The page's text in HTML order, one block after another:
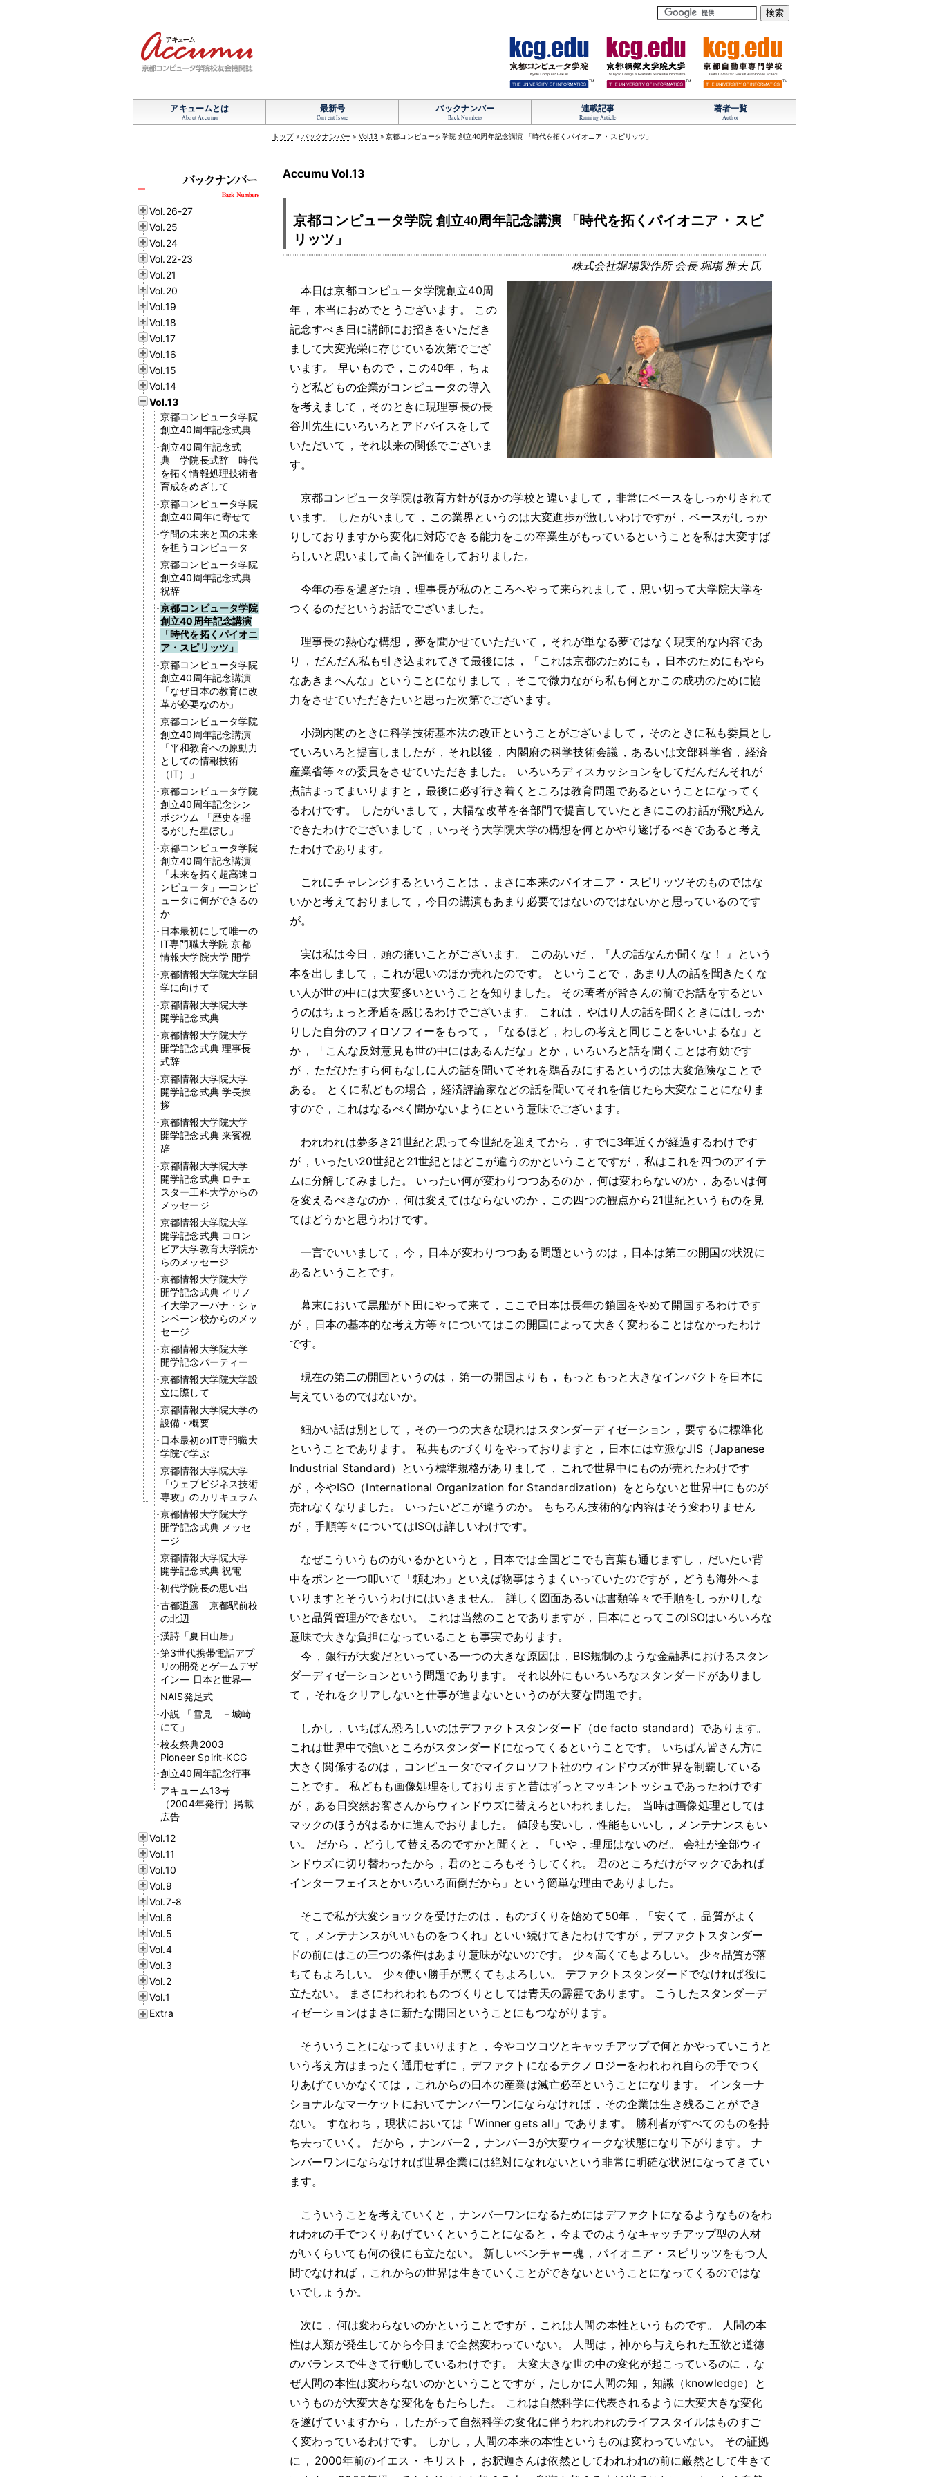
TM TM TM
アキュームとは
About Accumu
最新号
Current Issue
バックナンバー
Back Numbers
連載記事
Running Article
著者一覧
Author
Vol.26-27
Vol.25
Vol.24
Vol.22-23
Vol.21
Vol.20
Vol.19
Vol.18
Vol.17
Vol.16
Vol.15
Vol.14
Vol.13
京都コンピュータ学院
創立40周年記念式典
創立40周年記念式
典 学院長式辞 時代
を拓く情報処理技術者
育成をめざして
京都コンピュータ学院
創立40周年に寄せて
学問の未来と国の未来
を担うコンピュータ
京都コンピュータ学院
創立40周年記念式典
祝辞
京都コンピュータ学院
創立40周年記念講演
「時代を拓くパイオニ
ア・スピリッツ」
京都コンピュータ学院
創立40周年記念講演
「なぜ日本の教育に改
革が必要なのか」
京都コンピュータ学院
創立40周年記念講演
「平和教育への原動力
としての情報技術
（IT）」
京都コンピュータ学院
創立40周年記念シン
ポジウム 「歴史を揺
るがした星ぼし」
京都コンピュータ学院
創立40周年記念講演
「未来を拓く超高速コ
ンピュータ」―コンピ
ュータに何ができるの
か
日本最初にして唯一の
IT専門職大学院 京都
情報大学院大学 開学
京都情報大学院大学開
学に向けて
京都情報大学院大学
開学記念式典
京都情報大学院大学
開学記念式典 理事長
式辞
京都情報大学院大学
開学記念式典 学長挨
拶
京都情報大学院大学
開学記念式典 来賓祝
辞
京都情報大学院大学
開学記念式典 ロチェ
スター工科大学からの
メッセージ
京都情報大学院大学
開学記念式典 コロン
ビア大学教育大学院か
らのメッセージ
京都情報大学院大学
開学記念式典 イリノ
イ大学アーバナ・シャ
ンペーン校からのメッ
セージ
京都情報大学院大学
開学記念パーティー
京都情報大学院大学設
立に際して
京都情報大学院大学の
設備・概要
日本最初のIT専門職大
学院で学ぶ
京都情報大学院大学
「ウェブビジネス技術
専攻」のカリキュラム
京都情報大学院大学
開学記念式典 メッセ
ージ
京都情報大学院大学
開学記念式典 祝電
初代学院長の思い出
古都逍遥 京都駅前校
の北辺
漢詩「夏日山居」
第3世代携帯電話アプ
リの開発とゲームデザ
イン― 日本と世界―
NAIS発足式
小説 「雪見 －城崎
にて」
校友祭典2003
Pioneer Spirit-KCG
創立40周年記念行事
アキューム13号
（2004年発行）掲載
広告
Vol.12
Vol.11
Vol.10
Vol.9
Vol.7-8
Vol.6
Vol.5
Vol.4
Vol.3
Vol.2
Vol.1
Extra
トップ» バックナンバー » Vol.13 » 京都コンピュータ学院 創立40周年記念講演 「時代を拓くパイオニア ・ スピリッツ」
Accumu Vol.13
京都コンピュータ学院 創立40周年記念講演 「時代を拓くパイオニア ・ スピ
リッツ」
株式会社堀場製作所 会長 堀場 雅夫 氏
本日は京都コンピュータ学院創立40周
年 ， 本当におめでとうございます 。
この
記念すべき日に講師にお招きをいただき
まして大変光栄に存じている次第でござ
います。 早いもので ， この40年 ， ちょ
うど私どもの企業がコンピュータの導入
を考えまして ， そのときに現理事長の長
谷川先生にいろいろとアドバイスをして
いただいて ， それ以来の関係でございま
す。
京都コンピュータ学院は教育方針がほかの学校と違いまして ， 非常にベースをしっかりされて
います。 したがいまして ， この業界というのは大変進歩が激しいわけですが ， ベースがしっか
りしておりますから変化に対応できる能力をこの卒業生がもっているということを私は大変すば
らしいと思いまして高く評価をしておりました 。
今年の春を過ぎた頃 ， 理事長が私のところへやって来られまして ， 思い切って大学院大学を
つくるのだというお話でございました 。
理事長の熱心な構想 ， 夢を聞かせていただいて ， それが単なる夢ではなく現実的な内容であ
り
， だんだん私も引き込まれてきて最後には ， 「これは京都のためにも ， 日本のためにもやら
なあきまへんな」ということになりまして ， そこで微力ながら私も何とかこの成功のために協
力をさせていただきたいと思った次第でございます。
小渕内閣のときに科学技術基本法の改正ということがございまして ， そのときに私も委員とし
ていろいろと提言しましたが ， それ以後 ， 内閣府の科学技術会議 ， あるいは文部科学省 ， 経済
産業省等々の委員をさせていただきました 。
いろいろディスカッションをしてだんだんそれが
煮詰まってまいりますと ， 最後に必ず行き着くところは教育問題であるということになってく
るわけです。 したがいまして ， 大幅な改革を各部門で提言していたときにこのお話が飛び込ん
できたわけでございまして ， いっそう大学院大学の構想を何とかやり遂げるべきであると考え
たわけであります。
これにチャレンジするということは ， まさに本来のパイオニア ・ スピリッツそのものではな
いかと考えておりまして ， 今日の講演もあまり必要ではないのではないかと思っているのです
が。
実は私は今日 ， 頭の痛いことがございます。 このあいだ ， 『人の話なんか聞くな ！
』という
本を出しまして ， これが思いのほか売れたのです。 ということで ， あまり人の話を聞きたくな
い人が世の中には大変多いということを知りました 。
その著者が皆さんの前でお話をするとい
うのはちょっと矛盾を感じるわけでございます。 これは ， やはり人の話を聞くときにはしっか
りした自分のフィロソフィーをもって ， 「なるほど ， わしの考えと同じことをいいよるな」と
か ， 「こんな反対意見も世の中にはあるんだな」とか ， いろいろと話を聞くことは有効です
が ， ただひたすら何もなしに人の話を聞いてそれを鵜呑みにするというのは大変危険なことで
ある 。 とくに私どもの場合 ， 経済評論家などの話を聞いてそれを信じたら大変なことになりま
すので ， これはなるべく聞かないようにという意味でございます。
われわれは夢多き21世紀と思って今世紀を迎えてから ， すでに3年近くが経過するわけです
が ， いったい20世紀と21世紀とはどこが違うのかということですが ， 私はこれを四つのアイテ
ムに分解してみました 。 いったい何が変わりつつあるのか ， 何は変わらないのか ， あるいは何
を変えるべきなのか ， 何は変えてはならないのか ， この四つの観点から21世紀というものを見
てはどうかと思うわけです。
一言でいいまして ， 今 ， 日本が変わりつつある問題というのは ， 日本は第二の開国の状況に
あるということです。
幕末において黒船が下田にやって来て ， ここで日本は長年の鎖国をやめて開国するわけです
が ， 日本の基本的な考え方等々についてはこの開国によって大きく変わることはなかったわけ
です。
現在の第二の開国というのは ， 第一の開国よりも ， もっともっと大きなインパクトを日本に
与えているのではないか。
細かい話は別として ， その一つの大きな現れはスタンダーディゼーション ， 要するに標準化
ということであります 。 私共ものづくりをやっておりますと ， 日本には立派なJIS（Japanese
Industrial Standard）という標準規格がありまして ， これで世界中にものが売れたわけです
が ， 今やISO（International Organization for Standardization）をとらないと世界中にものが
売れなくなりました 。 いったいどこが違うのか。
もちろん技術的な内容はそう変わりません
が ， 手順等々についてはISOは詳しいわけです。
なぜこういうものがいるかというと ， 日本では全国どこでも言葉も通じますし ， だいたい背
中をポンと一つ叩いて「頼むわ」といえば物事はうまくいっていたのですが ， どうも海外へま
いりますとそういうわけにはいきません。
詳しく図面あるいは書類等々で手順をしっかりしな
いと品質管理ができない。 これは当然のことでありますが ， 日本にとってこのISOはいろいろな
意味で大きな負担になっていることも事実であります。
今 ， 銀行が大変だといっている一つの大きな原因は ， BIS規制のような金融界におけるスタン
ダーディゼーションという問題であります。
それ以外にもいろいろなスタンダードがありまし
て ， それをクリアしないと仕事が進まないというのが大変な問題です。
しかし ， いちばん恐ろしいのはデファクトスタンダード（de facto standard）であります。
これは世界中で強いところがスタンダードになってくるということです。
いちばん皆さん方に
大きく関係するのは ， コンピュータでマイクロソフト社のウィンドウズが世界を制覇している
ことです 。
私どもも画像処理をしておりますと昔はずっとマッキントッシュであったわけです
が ， ある日突然お客さんからウィンドウズに替えろといわれました 。
当時は画像処理としては
マックのほうがはるかに進んでおりました 。 値段も安いし ， 性能もいいし ， メンテナンスもい
い。 だから ， どうして替えるのですかと聞くと ， 「いや ， 理屈はないのだ。
会社が全部ウィ
ンドウズに切り替わったから ， 君のところもそうしてくれ。
君のところだけがマックであれば
インターフェイスとかいろいろ面倒だから」という簡単な理由でありました 。
そこで私が大変ショックを受けたのは ， ものづくりを始めて50年 ， 「安くて ， 品質がよく
て ， メンテナンスがいいものをつくれ」といい続けてきたわけですが ， デファクトスタンダー
ドの前にはこの三つの条件はあまり意味がないのです。 少々高くてもよろしい。
少々品質が落
ちてもよろしい。 少々使い勝手が悪くてもよろしい。
デファクトスタンダードでなければ役に
立たない 。 まさにわれわれものづくりとしては青天の霹靂であります 。
こうしたスタンダーデ
ィゼーションはまさに新たな開国ということにもつながります。
そういうことになってまいりますと ， 今やコツコツとキャッチアップで何とかやっていこうと
いう考え方はまったく通用せずに ， デファクトになるテクノロジーをわれわれ自らの手でつく
りあげていかなくては ， これからの日本の産業は滅亡必至ということになります。
インターナ
ショナルなマーケットにおいてナンバーワンにならなければ ， その企業は生き残ることができ
ない。 すなわち ， 現状においては「Winner gets all」であります。
勝利者がすべてのものを持
ち去っていく 。 だから ， ナンバー2 ， ナンバー3が大変ウィークな状態になり下がります。
ナ
ンバーワンにならなければ世界企業には絶対になれないという非常に明確な状況になってきてい
ます。
こういうことを考えていくと ， ナンバーワンになるためにはデファクトになるようなものをわ
れわれの手でつくりあげていくということになると ， 今までのようなキャッチアップ型の人材
がいくらいても何の役にも立たない 。 新しいベンチャー魂 ， パイオニア ・ スピリッツをもつ人
間でなければ ， これからの世界は生きていくことができないということになってくるのではな
いでしょうか。
次に ， 何は変わらないのかということですが ， これは人間の本性というものです。
人間の本
性は人類が発生してから今日まで全然変わっていない。 人間は ， 神から与えられた五欲と道徳
のバランスで生きて行動しているわけです。 大変大きな世の中の変化が起こっているのに ， な
ぜ人間の本性は変わらないのかということですが ， たしかに人間の知 ， 知識（knowledge）と
いうものが大変大きな変化をもたらした 。
これは自然科学に代表されるように大変大きな変化
を遂げていますから ， したがって自然科学の変化に伴うわれわれのライフスタイルはものすご
く変わっているわけです。 しかし ， 人間の本来の本性というものは変わっていない。
その証拠
に ， 2000年前のイエス ・ キリスト ， お釈迦さんは依然としてわれわれの前に厳然として生きて